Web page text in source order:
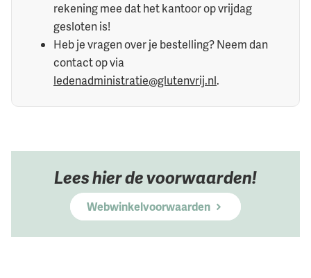
rekening mee dat het kantoor op vrijdag
gesloten is!
Heb je vragen over je bestelling? Neem dan
contact op via
ledenadministratie@glutenvrij.nl.
Lees hier de voorwaarden!
Webwinkelvoorwaarden